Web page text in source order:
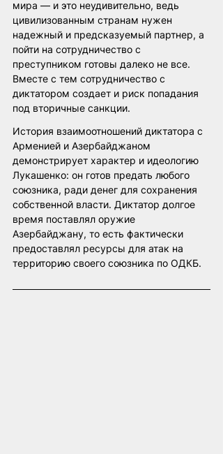
мира — и это неудивительно, ведь
цивилизованным странам нужен
надежный и предсказуемый партнер, а
пойти на сотрудничество с
преступником готовы далеко не все.
Вместе с тем сотрудничество с
диктатором создает и риск попадания
под вторичные санкции.
История взаимоотношений диктатора с
Арменией и Азербайджаном
демонстрирует характер и идеологию
Лукашенко: он готов предать любого
союзника, ради денег для сохранения
собственной власти. Диктатор долгое
время поставлял оружие
Азербайджану, то есть фактически
предоставлял ресурсы для атак на
территорию своего союзника по ОДКБ.